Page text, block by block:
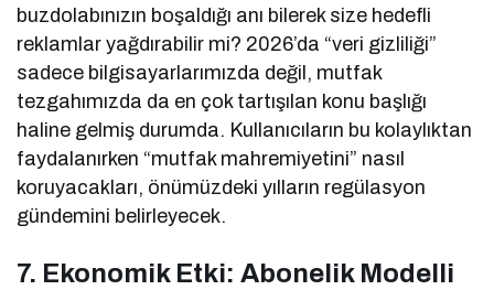
buzdolabınızın boşaldığı anı bilerek size hedefli
reklamlar yağdırabilir mi? 2026’da “veri gizliliği”
sadece bilgisayarlarımızda değil, mutfak
tezgahımızda da en çok tartışılan konu başlığı
haline gelmiş durumda. Kullanıcıların bu kolaylıktan
faydalanırken “mutfak mahremiyetini” nasıl
koruyacakları, önümüzdeki yılların regülasyon
gündemini belirleyecek.
7. Ekonomik Etki: Abonelik Modelli